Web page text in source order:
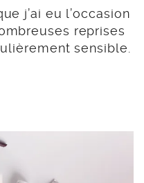
j’ai eu l’occasion
reprises
sensible.